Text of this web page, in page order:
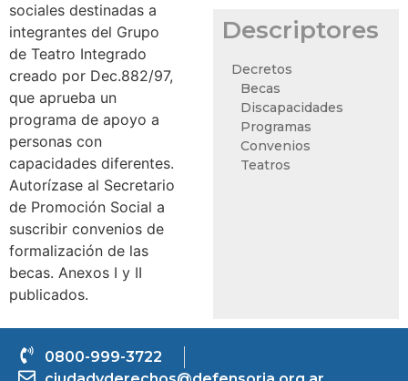
sociales destinadas a
integrantes del Grupo
de Teatro Integrado
creado por Dec.882/97,
que aprueba un
programa de apoyo a
personas con
capacidades diferentes.
Autorízase al Secretario
de Promoción Social a
suscribir convenios de
formalización de las
becas. Anexos I y II
publicados.
Descriptores
Decretos
Becas
Discapacidades
Programas
Convenios
Teatros
0800-999-3722